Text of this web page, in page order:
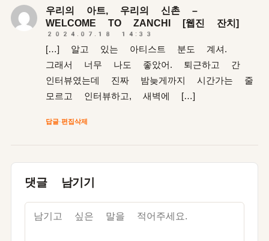
우리의 아트, 우리의 신촌 –
WELCOME TO ZANCHI [웹진 잔치]
2024.07.18 14:33
[…] 알고 있는 아티스트 분도 계셔.
그래서 너무 나도 좋았어. 퇴근하고 간
인터뷰였는데 진짜 밤늦게까지 시간가는 줄
모르고 인터뷰하고, 새벽에 […]
답글·편집삭제
댓글 남기기